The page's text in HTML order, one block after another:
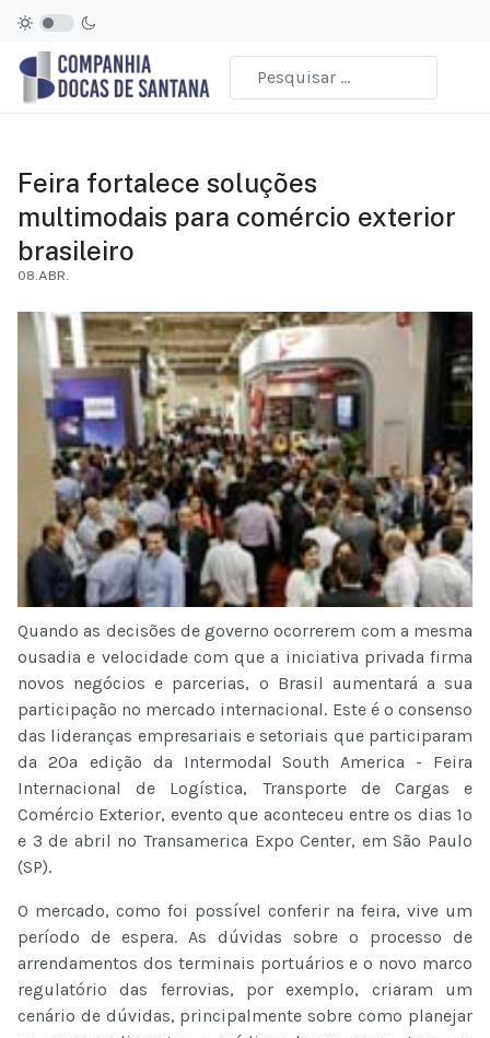
Feira fortalece soluções
multimodais para comércio exterior
brasileiro
08.ABR.
Quando as decisões de governo ocorrerem com a mesma
ousadia e velocidade com que a iniciativa privada firma
novos negócios e parcerias, o Brasil aumentará a sua
participação no mercado internacional. Este é o consenso
das lideranças empresariais e setoriais que participaram
da 20ª edição da Intermodal South America - Feira
Internacional de Logística, Transporte de Cargas e
Comércio Exterior, evento que aconteceu entre os dias 1º
e 3 de abril no Transamerica Expo Center, em São Paulo
(SP).
O mercado, como foi possível conferir na feira, vive um
período de espera. As dúvidas sobre o processo de
arrendamentos dos terminais portuários e o novo marco
regulatório das ferrovias, por exemplo, criaram um
cenário de dúvidas, principalmente sobre como planejar